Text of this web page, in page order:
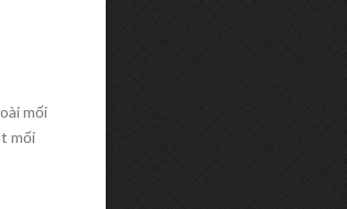
mối
mối